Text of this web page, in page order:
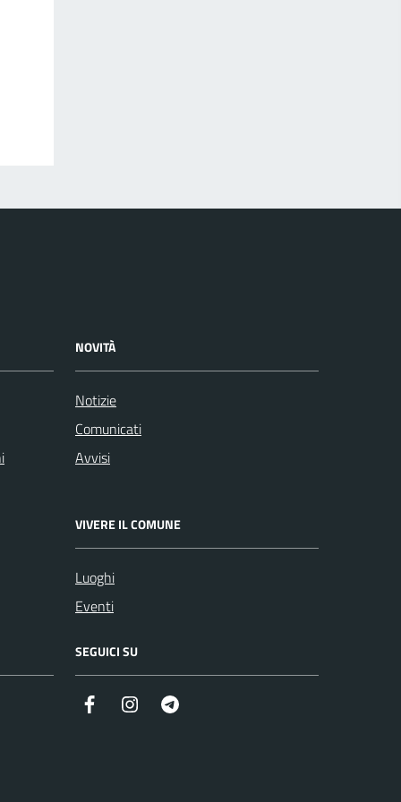
NOVITÀ
Notizie
Comunicati
Avvisi
VIVERE IL COMUNE
Luoghi
Eventi
SEGUICI SU
Facebook Instagram